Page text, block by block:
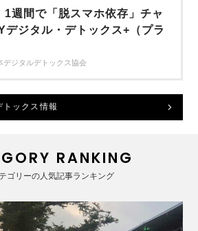
1週間で「脱スマホ依存」チャ
ジタル・デトックス+（プラ
デジタルデトックス協会
ックス情報
RANKING
ゴリーの人気記事ランキング